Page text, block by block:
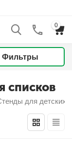
0
Фильтры
списков
для детских